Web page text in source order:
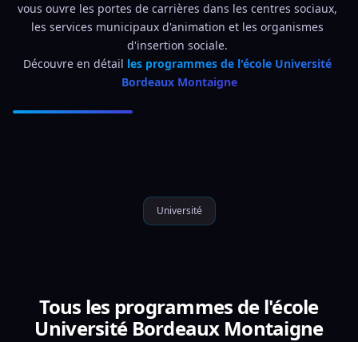
vous ouvre les portes de carrières dans les centres sociaux,
les services municipaux d'animation et les organismes
d'insertion sociale.
Découvre en détail les programmes de l'école Université
Bordeaux Montaigne
Université
Tous les programmes de l'école
Université Bordeaux Montaigne